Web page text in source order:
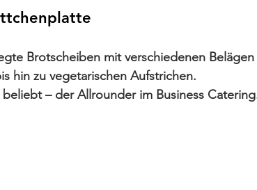
Brotscheiben mit verschiedenen Belägen
hin zu vegetarischen Aufstrichen.
– der Allrounder im Business